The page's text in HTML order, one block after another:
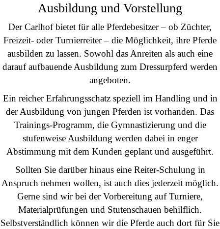
Ausbildung und Vorstellung
Der Carlhof bietet für alle Pferdebesitzer – ob Züchter,
Freizeit- oder Turnierreiter – die Möglichkeit, ihre Pferde
ausbilden zu lassen. Sowohl das Anreiten als auch eine
darauf aufbauende Ausbildung zum Dressurpferd werden
angeboten.
Ein reicher Erfahrungsschatz speziell im Handling und in
der Ausbildung von jungen Pferden ist vorhanden. Das
Trainings-Programm, die Gymnastizierung und die
stufenweise Ausbildung werden dabei in enger
Abstimmung mit dem Kunden geplant und ausgeführt.
Sollten Sie darüber hinaus eine Reiter-Schulung in
Anspruch nehmen wollen, ist auch dies jederzeit möglich.
Gerne sind wir bei der Vorbereitung auf Turniere,
Materialprüfungen und Stutenschauen behilflich.
Selbstverständlich können wir die Pferde auch dort für Sie